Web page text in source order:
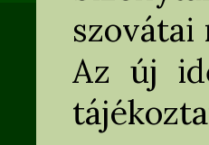
Az új